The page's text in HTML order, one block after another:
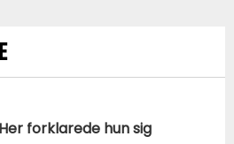
forklarede hun sig